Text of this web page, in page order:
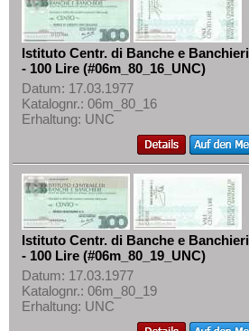
Istituto Centr. di Banche e Banchieri
- 100 Lire (#06m_80_16_UNC)
Datum: 17.03.1977
Katalognr.: 06m_80_16
Erhaltung: UNC
Istituto Centr. di Banche e Banchieri
- 100 Lire (#06m_80_19_UNC)
Datum: 17.03.1977
Katalognr.: 06m_80_19
Erhaltung: UNC